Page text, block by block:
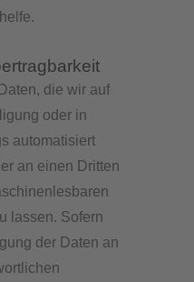
die wir auf
oder in
automatisiert
an einen Dritten
lassen. Sofern
der Daten an